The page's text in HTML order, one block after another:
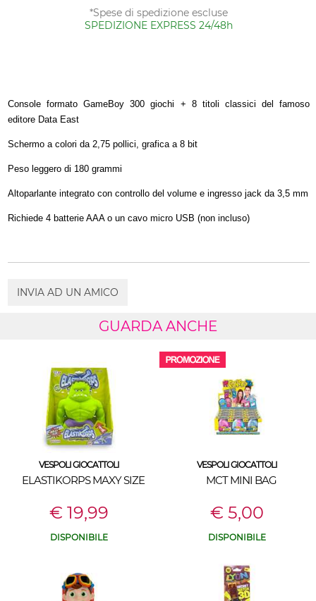
*Spese di spedizione escluse
SPEDIZIONE EXPRESS 24/48h
Console formato GameBoy 300 giochi + 8 titoli classici del famoso
editore Data East
Schermo a colori da 2,75 pollici, grafica a 8 bit
Peso leggero di 180 grammi
Altoparlante integrato con controllo del volume e ingresso jack da 3,5 mm
Richiede 4 batterie AAA o un cavo micro USB (non incluso)
INVIA AD UN AMICO
GUARDA ANCHE
VESPOLI GIOCATTOLI
ELASTIKORPS MAXY SIZE
€ 19,99
DISPONIBILE
VESPOLI GIOCATTOLI
MCT MINI BAG
€ 5,00
DISPONIBILE